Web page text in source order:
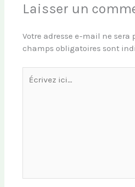
Laisser un
Votre adresse e-mail ne sera
champs obligatoires sont
ici…